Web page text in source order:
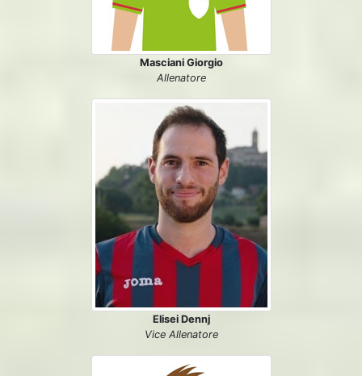
Masciani Giorgio
Allenatore
Elisei Dennj
Vice Allenatore